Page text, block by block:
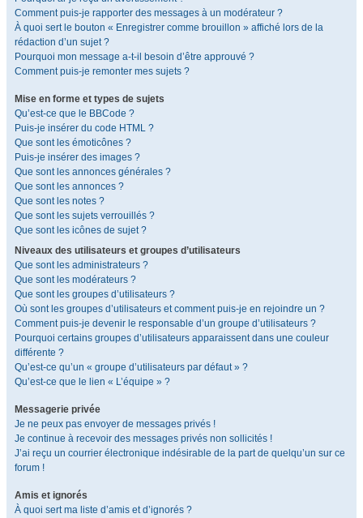
Comment puis-je rapporter des messages à un modérateur ?
À quoi sert le bouton « Enregistrer comme brouillon » affiché lors de la
rédaction d’un sujet ?
Pourquoi mon message a-t-il besoin d’être approuvé ?
Comment puis-je remonter mes sujets ?
Mise en forme et types de sujets
Qu’est-ce que le BBCode ?
Puis-je insérer du code HTML ?
Que sont les émoticônes ?
Puis-je insérer des images ?
Que sont les annonces générales ?
Que sont les annonces ?
Que sont les notes ?
Que sont les sujets verrouillés ?
Que sont les icônes de sujet ?
Niveaux des utilisateurs et groupes d’utilisateurs
Que sont les administrateurs ?
Que sont les modérateurs ?
Que sont les groupes d’utilisateurs ?
Où sont les groupes d’utilisateurs et comment puis-je en rejoindre un ?
Comment puis-je devenir le responsable d’un groupe d’utilisateurs ?
Pourquoi certains groupes d’utilisateurs apparaissent dans une couleur
différente ?
Qu’est-ce qu’un « groupe d’utilisateurs par défaut » ?
Qu’est-ce que le lien « L’équipe » ?
Messagerie privée
Je ne peux pas envoyer de messages privés !
Je continue à recevoir des messages privés non sollicités !
J’ai reçu un courrier électronique indésirable de la part de quelqu’un sur ce
forum !
Amis et ignorés
À quoi sert ma liste d’amis et d’ignorés ?